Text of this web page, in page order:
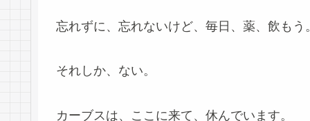
忘れずに、忘れないけど、毎日、薬、飲もう
それしか、ない。
カーブスは、ここに来て、休んでいます。